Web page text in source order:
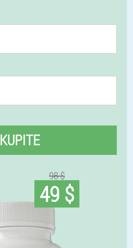
KUPITE
98 $
49 $